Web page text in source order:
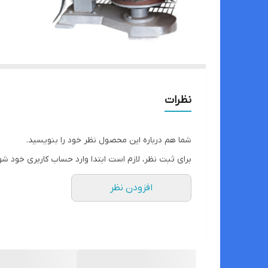
نظرات
شما هم درباره این محصول نظر خود را بنویسید.
برای ثبت نظر، لازم است ابتدا وارد حساب کاربری خود
افزودن نظر